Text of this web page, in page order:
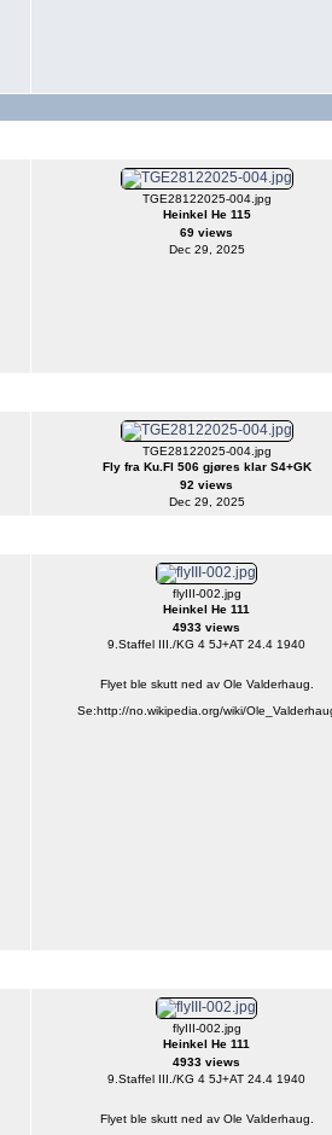
TGE28122025-004.jpg
Heinkel He 115
69 views
Dec 29, 2025
TGE28122025-004.jpg
Fly fra Ku.Fl 506 gjøres klar S4+GK
92 views
Dec 29, 2025
flyIII-002.jpg
Heinkel He 111
4933 views
9.Staffel III./KG 4 5J+AT 24.4 1940
Flyet ble skutt ned av Ole Valderhaug.
Se:http://no.wikipedia.org/wiki/
flyIII-002.jpg
Heinkel He 111
4933 views
9.Staffel III./KG 4 5J+AT 24.4 1940
Flyet ble skutt ned av Ole Valderhaug.